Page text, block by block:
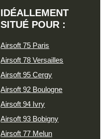
IDÉALLEMENT
SITUÉ POUR :
Airsoft 75 Paris
Airsoft 78 Versailles
Airsoft 95 Cergy
Airsoft 92 Boulogne
Airsoft 94 Ivry
Airsoft 93 Bobigny
Airsoft 77 Melun